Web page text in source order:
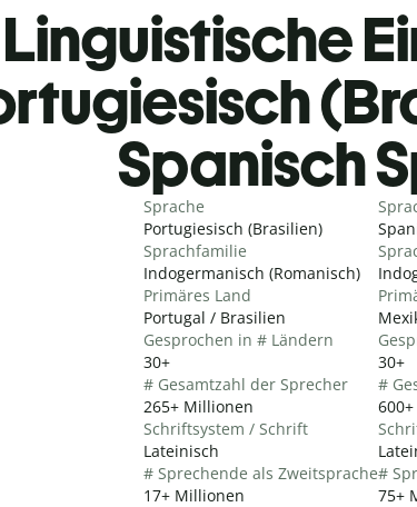
Linguistische
Spanisch
Sprache
Portugiesisch (Brasilien)
Sprachfamilie
Indogermanisch (Romanisch)
Primäres Land
Portugal / Brasilien
Gesprochen in # Ländern
30+
# Gesamtzahl der Sprecher
265+ Millionen
Schriftsystem / Schrift
Lateinisch
# Sprechende als Zweitsprache
17+ Millionen
30+
#
#
75+